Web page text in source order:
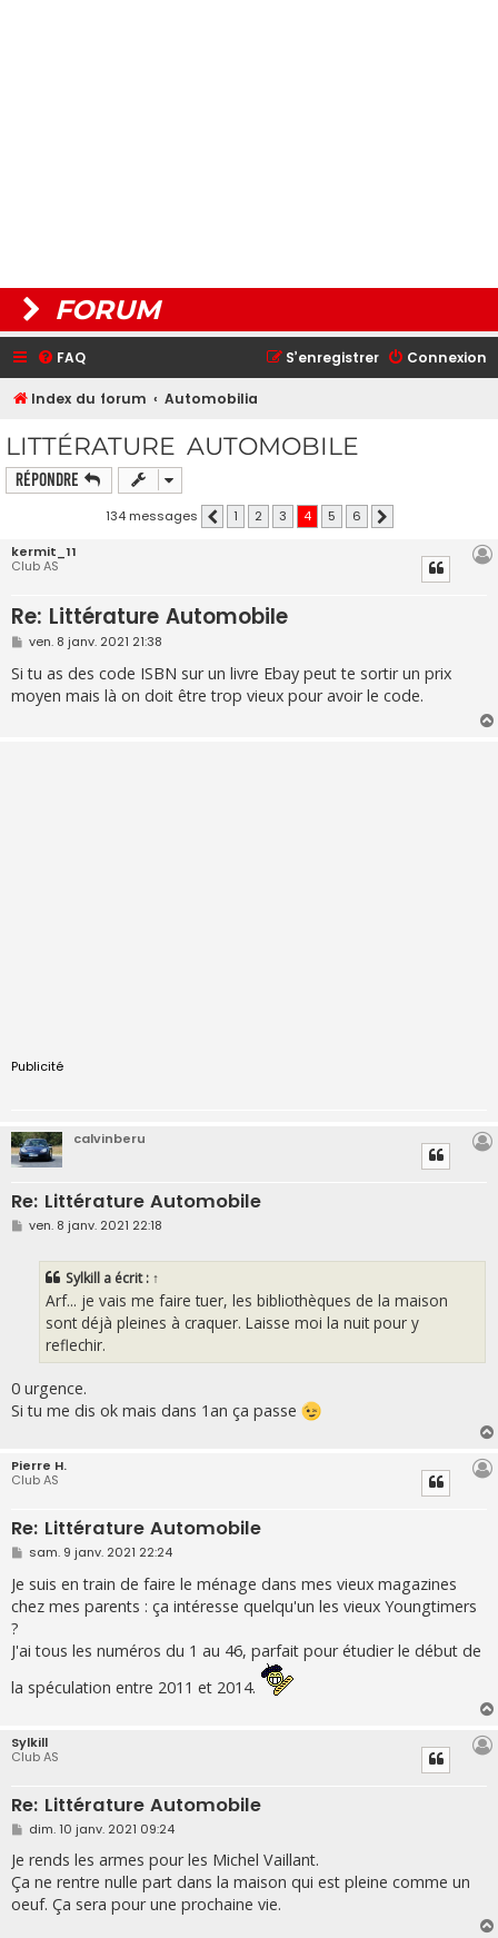
FORUM
FAQ Connexion
S’enregistrer
Index du forum Automobilia
LITTÉRATURE AUTOMOBILE
Répondre
134 messages Précédente
1 2 3 4 5 6
kermit_11
Club AS
Re: Littérature Automobile
M
s
s
a
ven. 8 janv. 2021 21:38
Si tu as des code ISBN sur un livre Ebay peut te sortir un prix
moyen mais là on doit être trop vieux pour avoir le code.
Publicité
calvinberu
Re: Littérature Automobile
M
ven. 8 janv. 2021 22:18
Sylkill a écrit : ↑
Arf... je vais me faire tuer, les bibliothèques de la maison
sont déjà pleines à craquer. Laisse moi la nuit pour y
reflechir.
0 urgence.
Si tu me dis ok mais dans 1an ça passe
Pierre H.
Club AS
Re: Littérature Automobile
M
s
s
a
sam. 9 janv. 2021 22:24
Je suis en train de faire le ménage dans mes vieux magazines
chez mes parents : ça intéresse quelqu'un les vieux Youngtimers
?
J'ai tous les numéros du 1 au 46, parfait pour étudier le début de
la spéculation entre 2011 et 2014.
Sylkill
Club AS
Re: Littérature Automobile
M
s
s
a
g
e
dim. 10 janv. 2021 09:24
Je rends les armes pour les Michel Vaillant.
Ça ne rentre nulle part dans la maison qui est pleine comme un
oeuf. Ça sera pour une prochaine vie.